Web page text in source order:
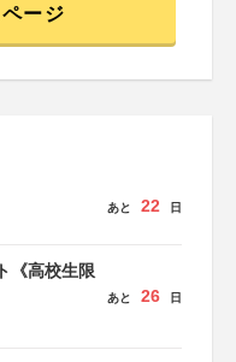
ージ
あと 22 日
《高校生限
あと 26 日